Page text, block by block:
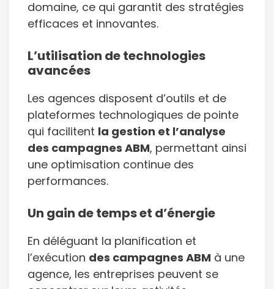
domaine, ce qui garantit des stratégies
efficaces et innovantes.
L’utilisation de technologies
avancées
Les agences disposent d’outils et de
plateformes technologiques de pointe
qui facilitent la gestion et l’analyse
des campagnes ABM, permettant ainsi
une optimisation continue des
performances.
Un gain de temps et d’énergie
En déléguant la planification et
l’exécution des campagnes ABM à une
agence, les entreprises peuvent se